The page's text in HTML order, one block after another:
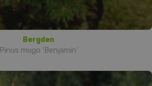
Bergden
Pinus mugo 'Benjamin'